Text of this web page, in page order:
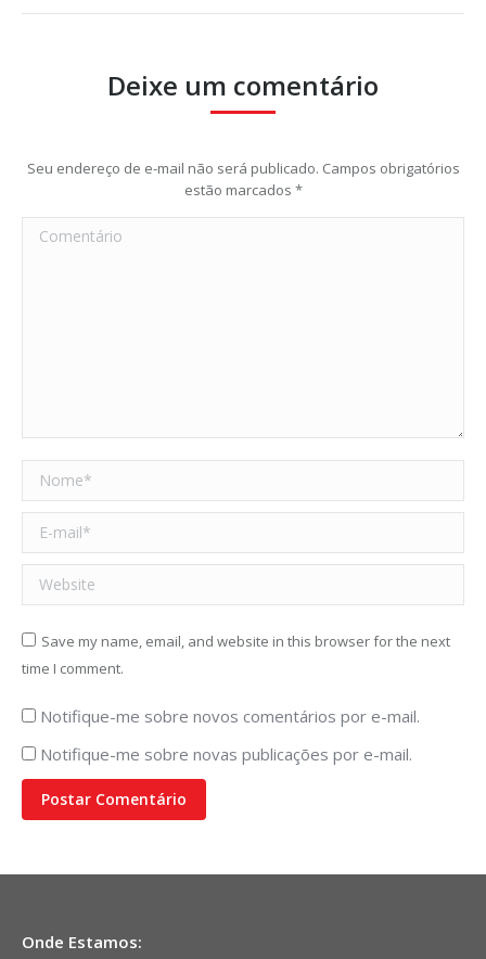
Deixe um comentário
Seu endereço de e-mail não será publicado. Campos obrigatórios
estão marcados *
Comentário
Nome *
E-mail *
Website
Save my name, email, and website in this browser for the next
time I comment.
Notifique-me sobre novos comentários por e-mail.
Notifique-me sobre novas publicações por e-mail.
Postar Comentário
Onde Estamos: